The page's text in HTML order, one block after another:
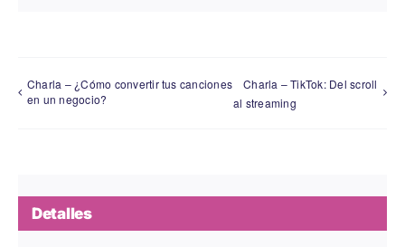
Charla – ¿Cómo convertir tus canciones
en un negocio?
Charla – TikTok: Del scroll
al streaming
Detalles